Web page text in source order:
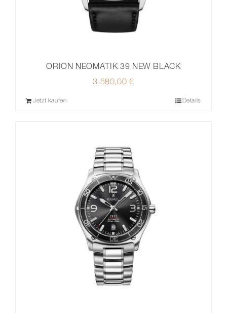
ORION NEOMATIK 39 NEW BLACK
3.580,00€
Jetzt kaufen Details